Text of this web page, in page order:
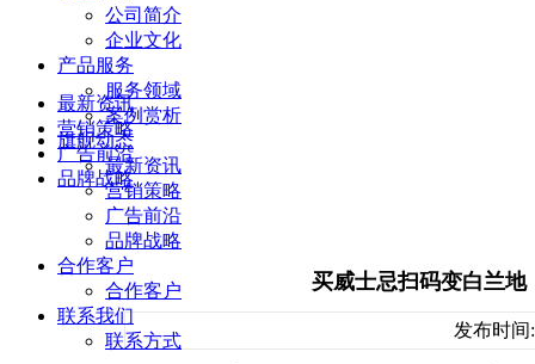
公司简介
企业文化
产品服务
服务领域
案例赏析
旗舰动态
最新资讯
营销策略
广告前沿
品牌战略
合作客户
合作客户
联系我们
联系方式
最新资讯
营销策略
广告前沿
品牌战略
买威士忌扫码变白兰
发布时间